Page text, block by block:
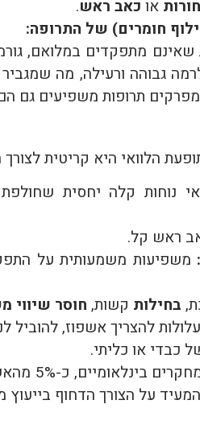
או כאב ראש.
חומרים) של התרופה:
שאינם מתפקדים במלואם,
גבוהה ורעילה, מה שמגביר
תרופות משפיעים גם
הלוואי היא קריטית
אי נוחות קלה יחסית
ראש קל.
משפיעות משמעותית על
בחילות קשות, חוסר שיווי
עלולות להצריך אשפוז, להוביל
כבדי או כליתי.
על פי
על הצורך הדחוף בייעוץ